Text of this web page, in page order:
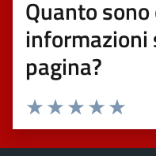
Quanto
informazioni
pagina?
Valuta
Valuta 4
Valuta 3 stelle
Valuta 2 stelle su 5
Valuta 1 stelle su 5